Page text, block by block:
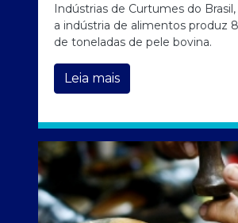
Indústrias de Curtumes do Brasil,
a indústria de alimentos produz
de toneladas de pele bovina.
Leia mais